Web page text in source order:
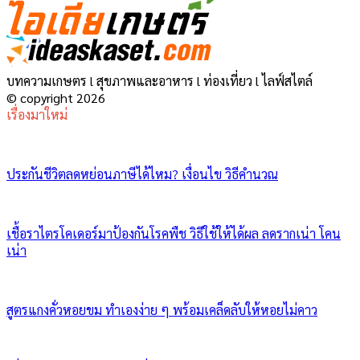
บทความเกษตร l สุขภาพและอาหาร l ท่องเที่ยว l ไลฟ์สไตล์
© copyright 2026
เรื่องมาใหม่
ประกันชีวิตลดหย่อนภาษีได้ไหม? เงื่อนไข วิธีคำนวณ
เชื้อราไตรโคเดอร์มาป้องกันโรคพืช วิธีใช้ให้ได้ผล ลดรากเน่า โคน
เน่า
สูตรแกงคั่วหอยขม ทำเองง่าย ๆ พร้อมเคล็ดลับให้หอยไม่คาว